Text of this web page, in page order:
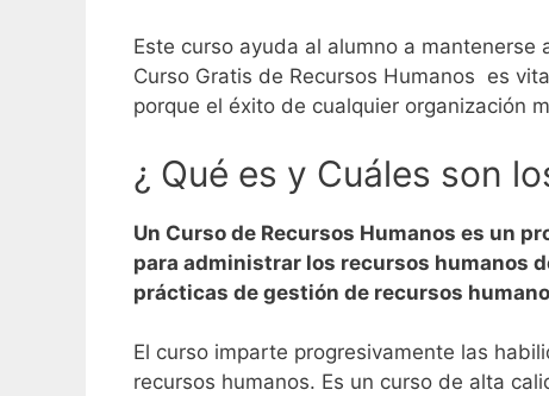
Este curso ayuda al alumno a
Curso Gratis de Recursos Humanos es
porque el éxito de cualquier organización
¿ Qué es y Cuáles son
Un Curso de Recursos Humanos es un
para administrar los recursos humanos
prácticas de gestión de recursos
El curso imparte progresivamente las
recursos humanos. Es un curso de alta